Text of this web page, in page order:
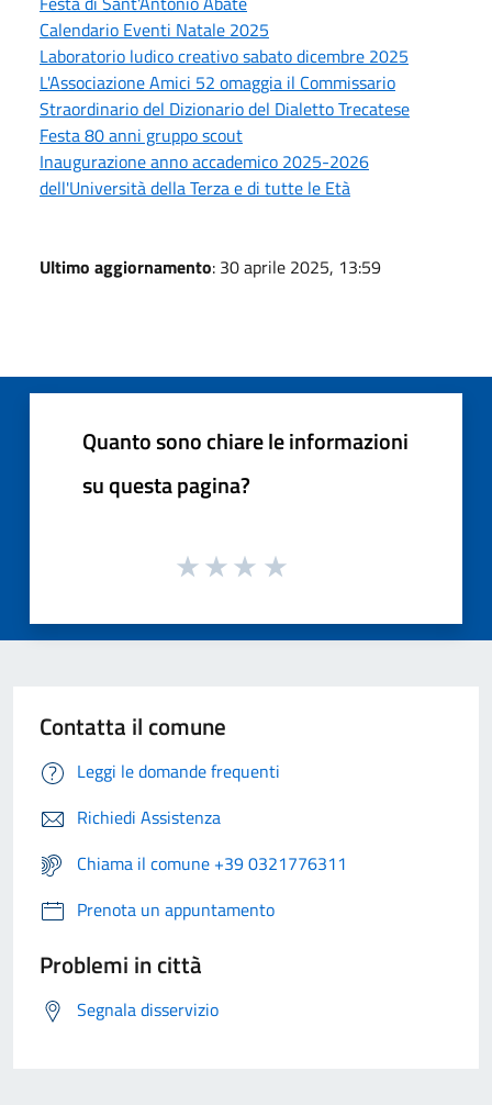
Calendario Eventi Natale 2025
Laboratorio ludico creativo sabato dicembre 2025
L'Associazione Amici 52 omaggia il Commissario
Straordinario del Dizionario del Dialetto Trecatese
Festa 80 anni gruppo scout
Inaugurazione anno accademico 2025-2026
dell'Università della Terza e di tutte le Età
Ultimo aggiornamento: 30 aprile 2025, 13:59
Quanto sono chiare le informazioni
su questa pagina?
Contatta il comune
Leggi le domande frequenti
Richiedi Assistenza
Chiama il comune +39 0321776311
Prenota un appuntamento
Problemi in città
Segnala disservizio